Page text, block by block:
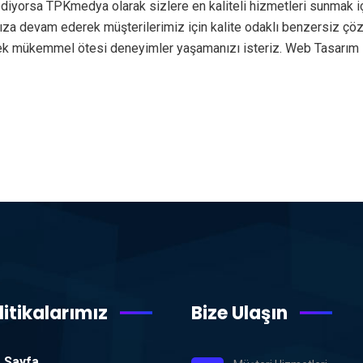
TPKmedya olarak sizlere en kaliteli hizmetleri sunmak
devam ederek müşterilerimiz için kalite odaklı benzersiz
ötesi deneyimler yaşamanızı isteriz. Web
Bize Ulaşın